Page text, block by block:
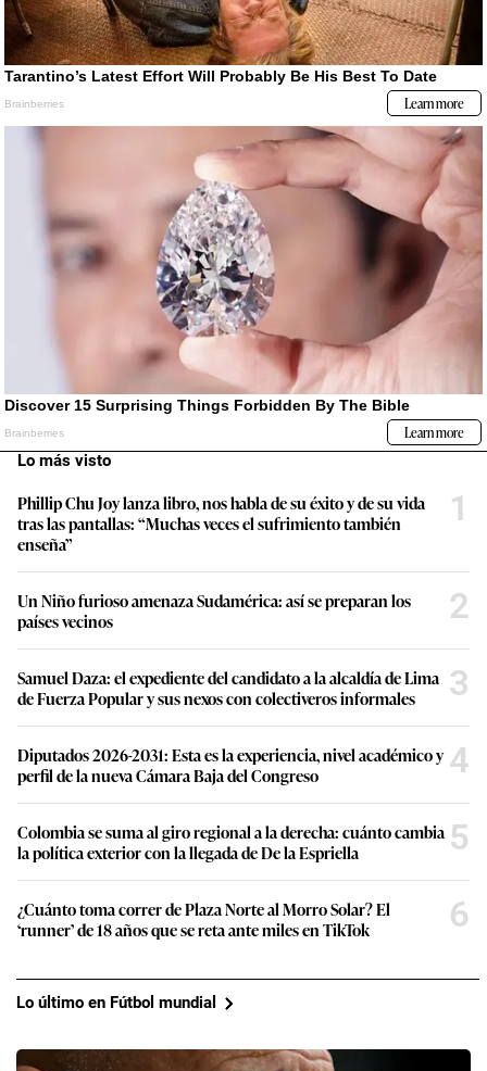
Lo más visto
Phillip Chu Joy lanza libro, nos habla de su éxito y de su vida
tras las pantallas: “Muchas veces el sufrimiento también
enseña”
1
Un Niño furioso amenaza Sudamérica: así se preparan los
países vecinos
2
Samuel Daza: el expediente del candidato a la alcaldía de Lima
de Fuerza Popular y sus nexos con colectiveros informales
3
Diputados 2026-2031: Esta es la experiencia, nivel académico y
perfil de la nueva Cámara Baja del Congreso
4
Colombia se suma al giro regional a la derecha: cuánto cambia
la política exterior con la llegada de De la Espriella
5
¿Cuánto toma correr de Plaza Norte al Morro Solar? El
‘runner’ de 18 años que se reta ante miles en TikTok
6
Lo último en Fútbol mundial